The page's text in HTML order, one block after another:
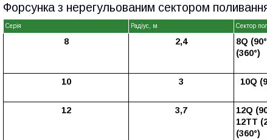
Форсунка з нерегульованим сектором
Серія Радіус, м Сектор
8 2,4
8Q
(360°)
10 3
10Q
12
3,7 12Q
12TT
(360°)